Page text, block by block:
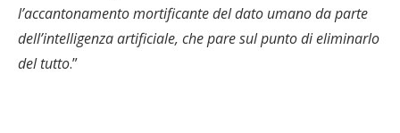
l’accantonamento mortificante del dato umano da parte
dell’intelligenza artificiale, che pare sul punto di eliminarlo
del tutto.”